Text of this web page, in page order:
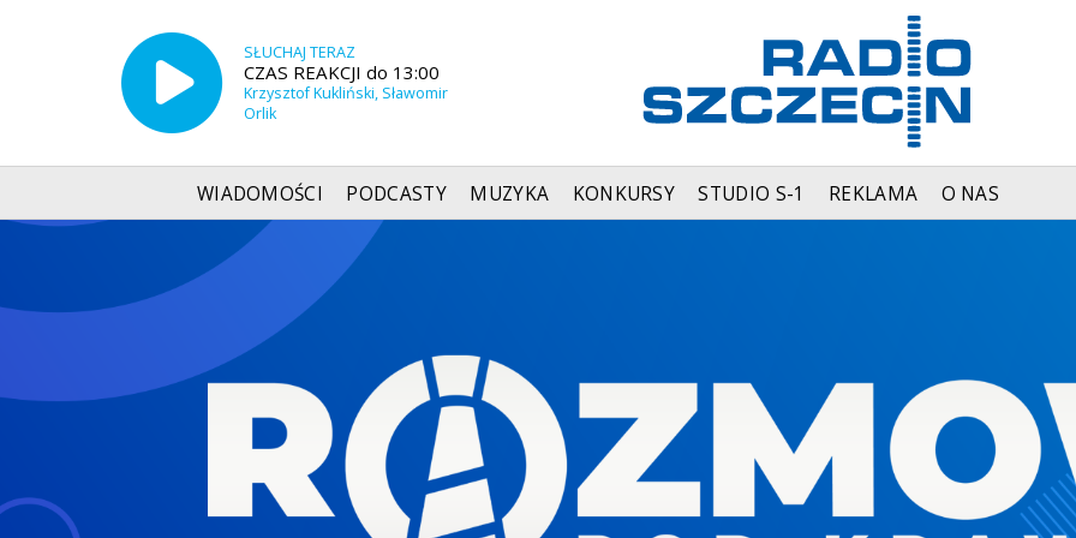
SŁUCHAJ TERAZ
CZAS REAKCJI do 13:00
Krzysztof Kukliński, Sławomir
Orlik
WIADOMOŚCI PODCASTY MUZYKA KONKURSY STUDIO S-1 REKLAMA O NAS